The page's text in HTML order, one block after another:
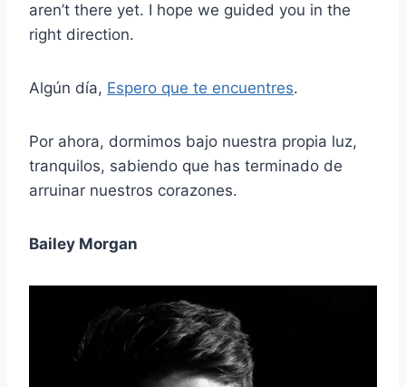
aren’t there yet. I hope we guided you in the
right direction.
Algún día, Espero que te encuentres.
Por ahora, dormimos bajo nuestra propia luz,
tranquilos, sabiendo que has terminado de
arruinar nuestros corazones.
Bailey Morgan